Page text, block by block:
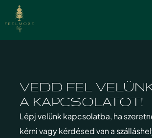
VEDD FEL
A KAPCSOLATOT!
Lépj velünk kapcsolatba, ha
kérni vagy kérdésed van a